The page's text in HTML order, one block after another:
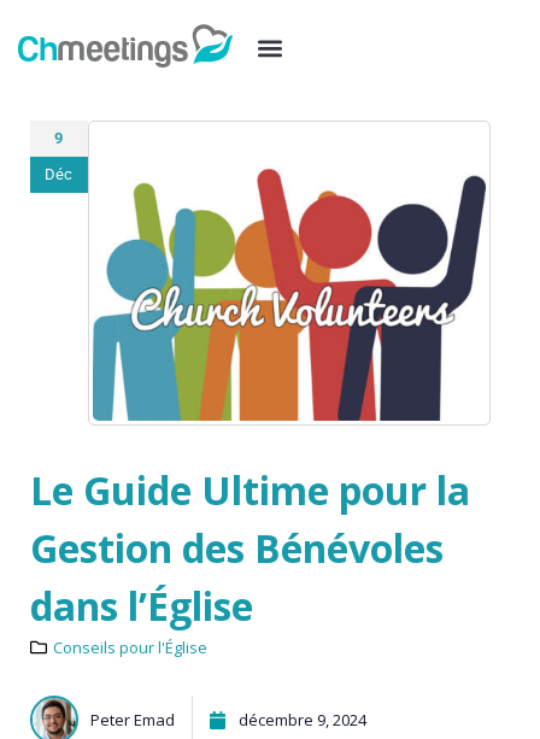
9
Déc
Le Guide Ultime pour la
Gestion des Bénévoles
dans l’Église
Conseils pour l'Église
Peter Emad décembre 9, 2024